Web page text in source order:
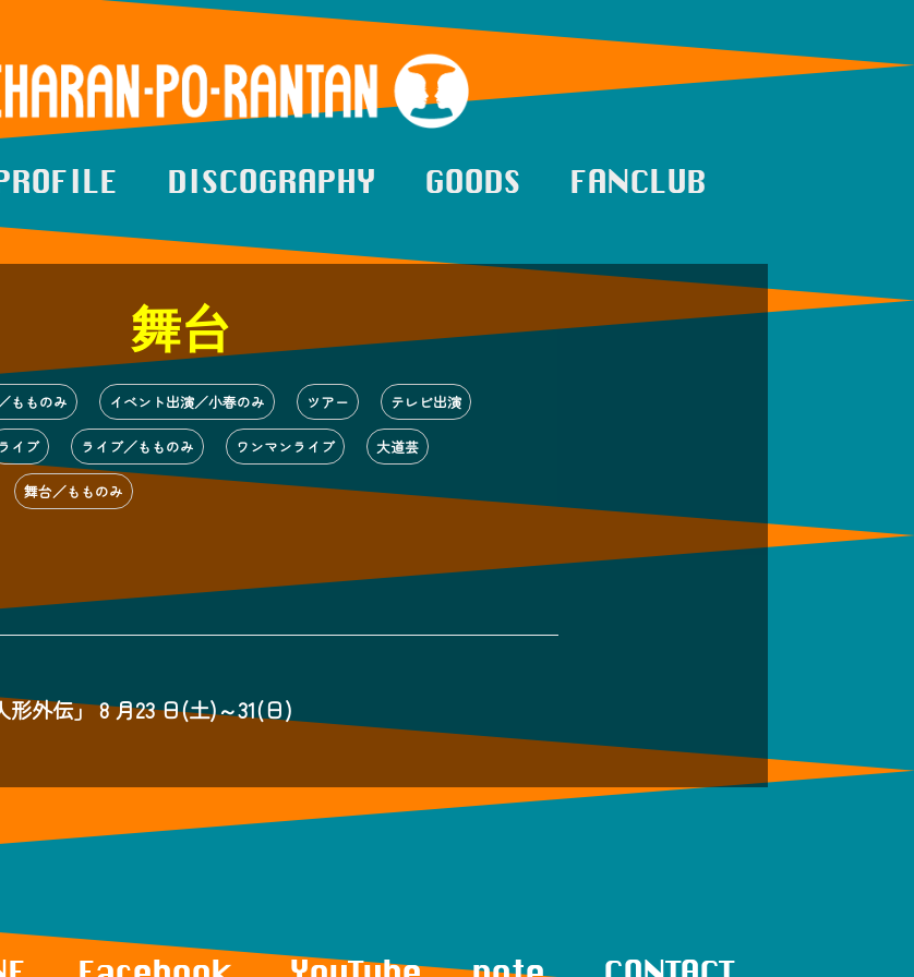
DISCOGRAPHY GOODS FANCLUB
舞台
もものみ イベント出演／小春のみ ツアー テレビ出演
ライブ ライブ／もものみ ワンマンライブ 大道芸
舞台／もものみ
外伝」 8 月23 日(土)～31(日)